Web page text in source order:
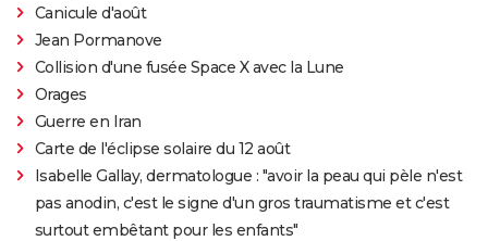
Canicule d'août
Jean Pormanove
Collision d'une fusée Space X avec la Lune
Orages
Guerre en Iran
Carte de l'éclipse solaire du 12 août
Isabelle Gallay, dermatologue : "avoir la peau qui pèle n'est
pas anodin, c'est le signe d'un gros traumatisme et c'est
surtout embêtant pour les enfants"